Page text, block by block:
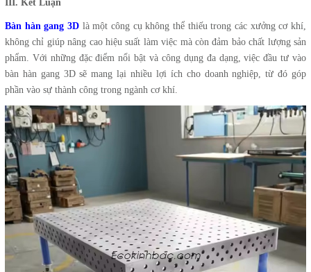
III. Kết Luận
Bàn hàn gang 3D là một công cụ không thể thiếu trong các xưởng cơ khí,
không chỉ giúp nâng cao hiệu suất làm việc mà còn đảm bảo chất lượng sản
phẩm. Với những đặc điểm nổi bật và công dụng đa dạng, việc đầu tư vào
bàn hàn gang 3D sẽ mang lại nhiều lợi ích cho doanh nghiệp, từ đó góp
phần vào sự thành công trong ngành cơ khí.